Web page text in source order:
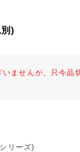
)
いませんが、只今品
リーズ)